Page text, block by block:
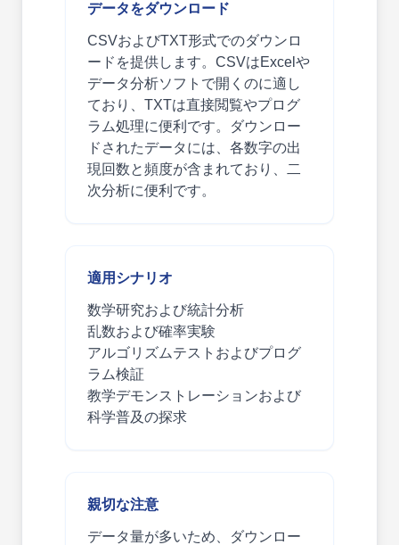
データをダウンロード
CSVおよびTXT形式でのダウンロ
ードを提供します。CSVはExcelや
データ分析ソフトで開くのに適し
ており、TXTは直接閲覧やプログ
ラム処理に便利です。ダウンロー
ドされたデータには、各数字の出
現回数と頻度が含まれており、二
次分析に便利です。
適用シナリオ
数学研究および統計分析
乱数および確率実験
アルゴリズムテストおよびプログ
ラム検証
教学デモンストレーションおよび
科学普及の探求
親切な注意
データ量が多いため、ダウンロー